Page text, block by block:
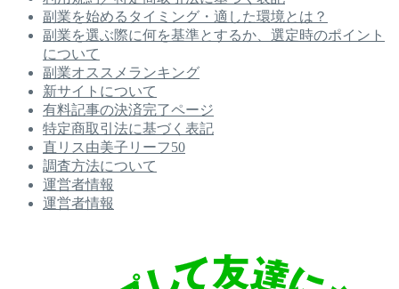
副業を始めるタイミング・適した環境とは？
副業を選ぶ際に何を基準とするか、選定時のポイント
について
副業オススメランキング
新サイトについて
有料記事の決済完了ページ
特定商取引法に基づく表記
直リス由美子リーフ50
調査方法について
運営者情報
運営者情報